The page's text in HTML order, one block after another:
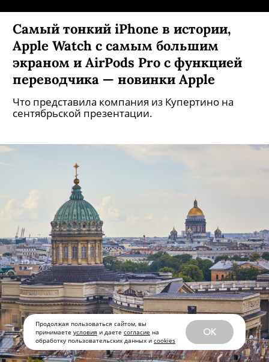
Продолжая пользоваться сайтом, вы
принимаете условия и даете согласие на
обработку пользовательских данных и cookies
OK
Самый тонкий iPhone в истории,
Apple Watch с самым большим
экраном и AirPods Pro с функцией
переводчика — новинки Apple
Что представила компания из Купертино на
сентябрьской презентации.